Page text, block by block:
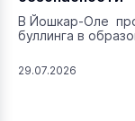
В Йошкар-Оле
буллинга в
29.07.2026